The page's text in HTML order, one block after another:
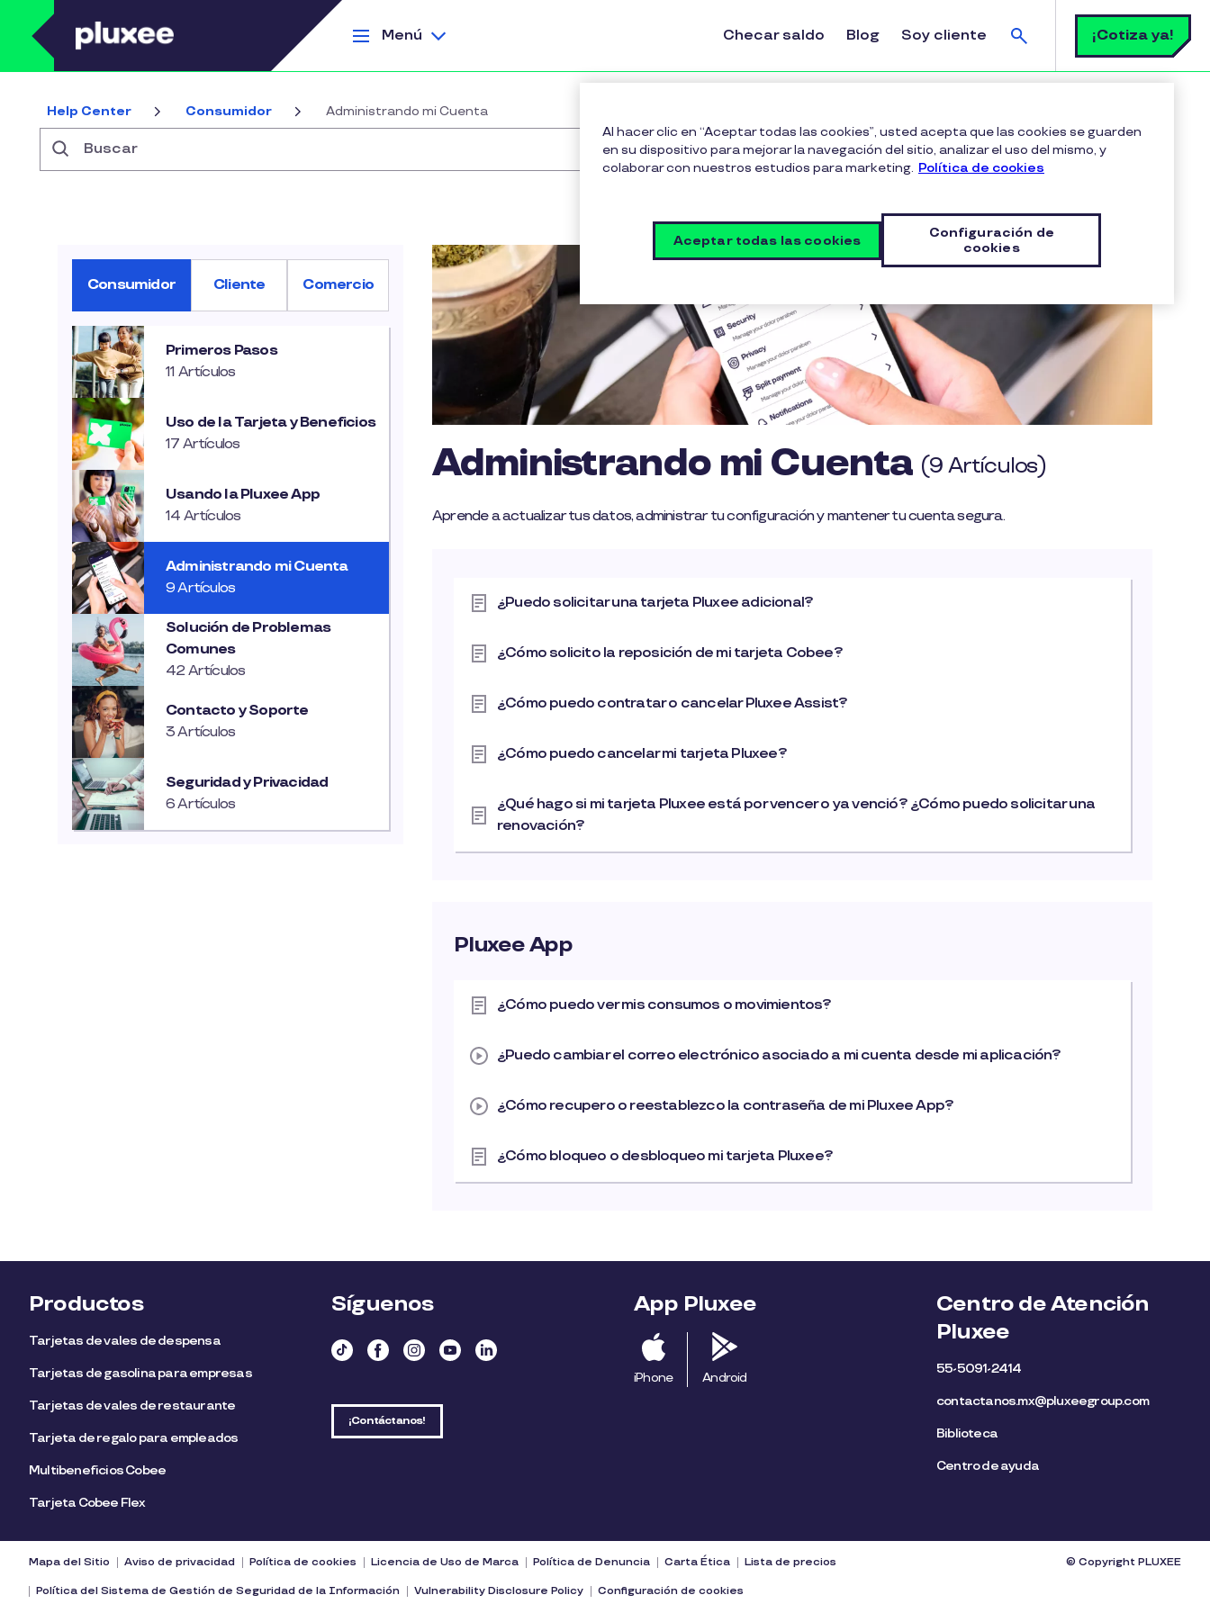
Pasar al contenido principal
Menú
Checar saldo Blog Soy cliente
Buscar
¡Cotiza ya!
Help Center Consumidor Administrando mi Cuenta
Consumidor Cliente Comercio
Primeros Pasos
11 Artículos
Uso de la Tarjeta y Beneficios
17 Artículos
Usando la Pluxee App
14 Artículos
Administrando mi Cuenta
9 Artículos
Solución de Problemas
Comunes
42 Artículos
Contacto y Soporte
3 Artículos
Seguridad y Privacidad
6 Artículos
Administrando mi Cuenta (9 Artículos)
Aprende a actualizar tus datos, administrar tu configuración y mantener tu cuenta segura.
¿Puedo solicitar una tarjeta Pluxee adicional?
¿Cómo solicito la reposición de mi tarjeta Cobee?
¿Cómo puedo contratar o cancelar Pluxee Assist?
¿Cómo puedo cancelar mi tarjeta Pluxee?
¿Qué hago si mi tarjeta Pluxee está por vencer o ya venció? ¿Cómo puedo solicitar una
renovación?
Pluxee App
¿Cómo puedo ver mis consumos o movimientos?
¿Puedo cambiar el correo electrónico asociado a mi cuenta desde mi aplicación?
¿Cómo recupero o reestablezco la contraseña de mi Pluxee App?
¿Cómo bloqueo o desbloqueo mi tarjeta Pluxee?
Productos
Tarjetas de vales de despensa
Tarjetas de gasolina para empresas
Tarjetas de vales de restaurante
Tarjeta de regalo para empleados​
Multibeneficios Cobee
Tarjeta Cobee Flex
Síguenos
¡Contáctanos!
App Pluxee
iPhone Android
Centro de Atención
Pluxee
55-5091-2414
contactanos.mx@pluxeegroup.com
Biblioteca
Centro de ayuda
Mapa del Sitio Aviso de privacidad Política de cookies Licencia de Uso de Marca Política de Denuncia Carta Ética Lista de precios
Política del Sistema de Gestión de Seguridad de la Información Vulnerability Disclosure Policy Configuración de cookies
© Copyright PLUXEE
Al hacer clic en “Aceptar todas las cookies”, usted acepta que las cookies se guarden
en su dispositivo para mejorar la navegación del sitio, analizar el uso del mismo, y
colaborar con nuestros estudios para marketing. Política de cookies
Configuración de
cookies
Aceptar todas las cookies